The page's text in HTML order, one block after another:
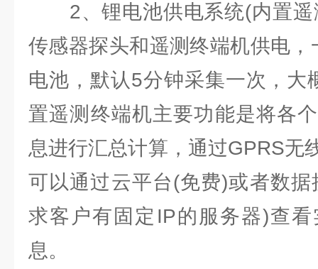
2、锂电池供电系统(内置遥
传感器探头和遥测终端机供电
电池，默认5分钟采集一次，大
置遥测终端机主要功能是将各
息进行汇总计算，通过GPRS无
可以通过云平台(免费)或者数
求客户有固定IP的服务器)查
息。